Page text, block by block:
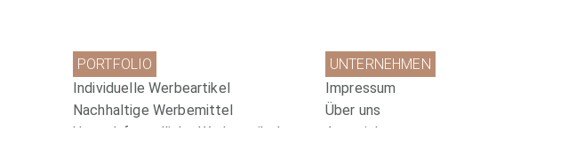
PORTFOLIO
Individuelle Werbeartikel
Nachhaltige Werbemittel
Umweltfreundliche Werbeartikel
UNTERNEHMEN
Impressum
Über uns
Auszeichnungen